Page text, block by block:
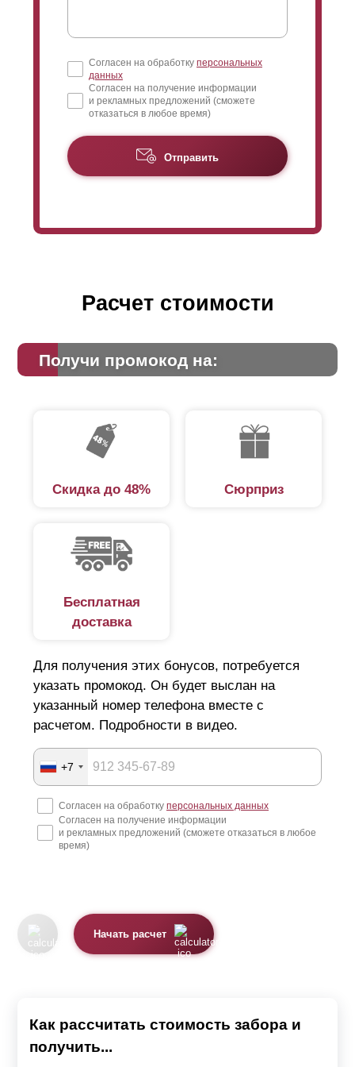
Согласен на обработку персональных
данных
Согласен на получение информации
и рекламных предложений (сможете
отказаться в любое время)
Отправить
Расчет стоимости
Получи промокод на:
Скидка до 48% Сюрприз
Бесплатная
доставка
Для получения этих бонусов, потребуется
указать промокод. Он будет выслан на
указанный номер телефона вместе с
расчетом. Подробности в видео.
+7
Согласен на обработку персональных данных
Согласен на получение информации
и рекламных предложений (сможете отказаться в любое
время)
Начать расчет
Как рассчитать стоимость забора и
получить...